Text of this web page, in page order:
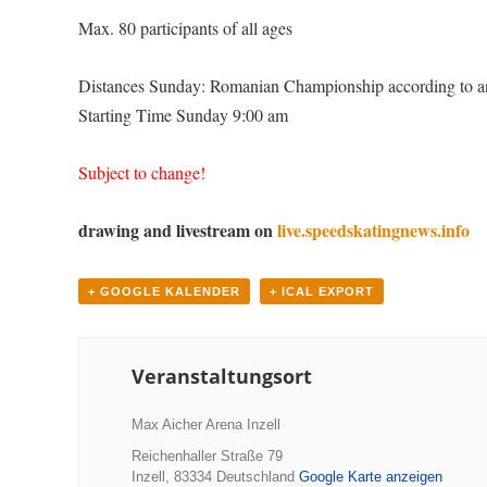
Max. 80 participants of all ages
Distances Sunday: Romanian Championship according to
Starting Time Sunday 9:00 am
Subject to change!
drawing and livestream onlive.speedskatingnews.info
+ GOOGLE KALENDER + ICAL EXPORT
Veranstaltungsort
Max Aicher Arena Inzell
Reichenhaller Straße 79
Inzell , 83334 Deutschland Google Karte anzeigen